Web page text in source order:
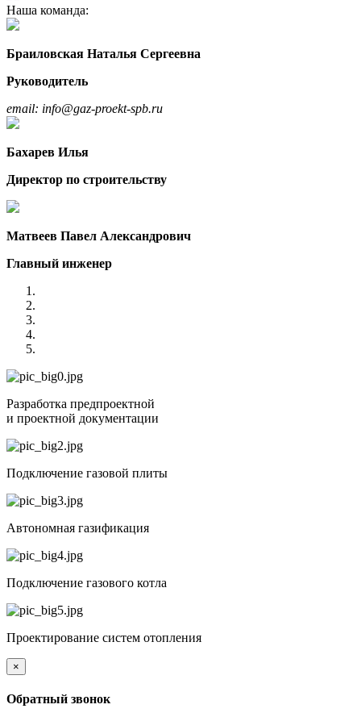
Наша команда:
Браиловская Наталья Сергеевна
Руководитель
email: info@gaz-proekt-spb.ru
Бахарев Илья
Директор по строительству
Матвеев Павел Александрович
Главный инженер
Разработка предпроектной
и проектной документации
Подключение газовой плиты
Автономная газификация
Подключение газового котла
Проектирование систем отопления
×
Обратный звонок